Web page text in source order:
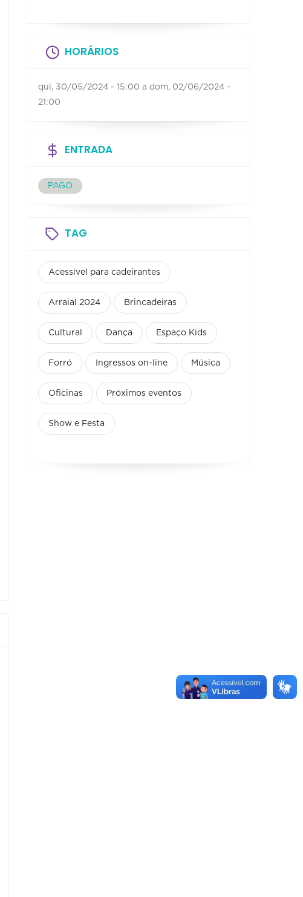
HORÁRIOS
qui, 30/05/2024 - 15:00 a dom, 02/06/2024 -
21:00
ENTRADA
PAGO
TAG
Acessível para cadeirantes
Arraial 2024 Brincadeiras
Cultural Dança Espaço Kids
Forró Ingressos on-line Música
Oficinas Próximos eventos
Show e Festa